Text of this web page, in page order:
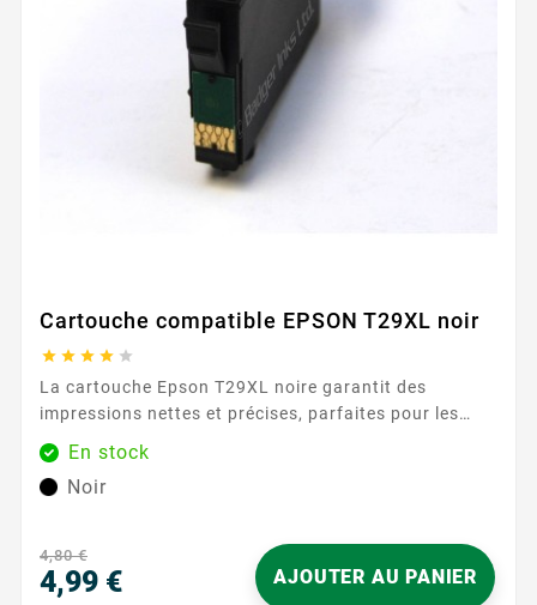
Cartouche compatible EPSON T29XL noir
    
La cartouche Epson T29XL noire garantit des
impressions nettes et précises, parfaites pour les
documents professionnels et les impressions
quotidiennes. Avec sa capacité de 470 pages, elle
offre une performance constante et fiable.
En stock
Noir
4,80 €
4,99 € AJOUTER AU PANIER